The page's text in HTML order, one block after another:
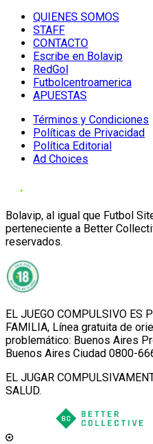
QUIENES SOMOS
STAFF
CONTACTO
Escribe en Bolavip
RedGol
Futbolcentroamerica
APUESTAS
Términos y Condiciones
Políticas de Privacidad
Política Editorial
Ad Choices
Bolavip, al igual que Futbol
perteneciente a Better
reservados.
EL JUEGO COMPULSIVO ES
FAMILIA, Línea gratuita de
problemático: Buenos Aires
Buenos Aires Ciudad 0800-
EL JUGAR
SALUD.